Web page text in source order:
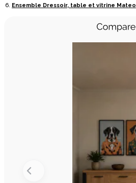
Ensemble Dressoir, table et vitrine Mateo